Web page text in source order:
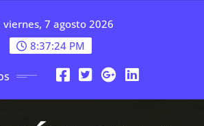
viernes, 7 agosto 2026
8:37:25 PM